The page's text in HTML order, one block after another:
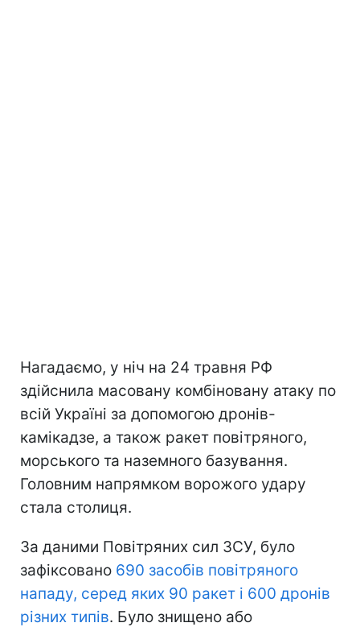
Нагадаємо, у ніч на 24 травня РФ
здійснила масовану комбіновану атаку по
всій Україні за допомогою дронів-
камікадзе, а також ракет повітряного,
морського та наземного базування.
Головним напрямком ворожого удару
стала столиця.
За даними Повітряних сил ЗСУ, було
зафіксовано 690 засобів повітряного
нападу, серед яких 90 ракет і 600 дронів
різних типів. Було знищено або